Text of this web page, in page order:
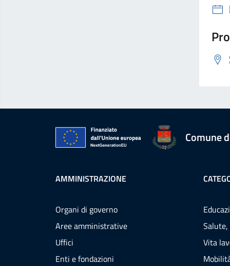
Comune
AMMINISTRAZIONE
Organi di governo
Aree amministrative
Uffici
Enti e fondazioni
Salute,
Vita